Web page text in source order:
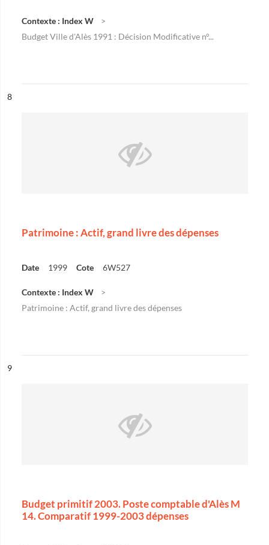
Contexte : Index W
Budget Ville d'Alès 1991 : Décision Modificative n°...
n°
8
Patrimoine : Actif, grand livre des dépenses
Date 1999 Cote 6W527
Contexte : Index W
Patrimoine : Actif, grand livre des dépenses
n°
9
Budget primitif 2003. Poste comptable d'Alès M
14. Comparatif 1999-2003 dépenses